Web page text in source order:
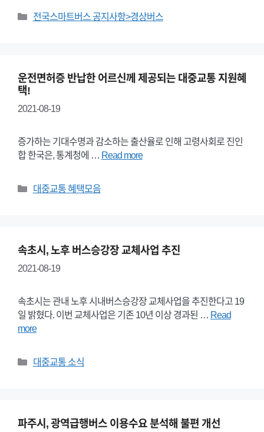
Categories
전국스마트버스 공지사항>경상버스
운전면허증 반납한 어르신께 제공되는 대중교통 지원혜
택!
2021-08-19
증가하는 기대수명과 감소하는 출산율로 인해 고령사회로 진인
합 한국은, 통계청에 … Read more
Categories
대중교통 혜택모음
속초시, 노후 버스승강장 교체사업 추진
2021-08-19
속초시는 관내 노후 시내버스승강장 교체사업을 추진한다고 19
일 밝혔다. 이번 교체사업은 기존 10년 이상 경과된 … Read
more
Categories
대중교통 소식
파주시, 광역급행버스 이용수요 분석해 불편 개선